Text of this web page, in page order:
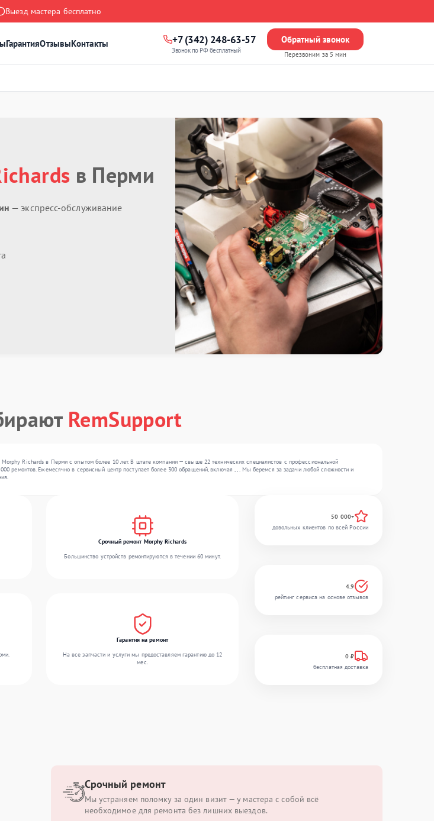
Выезд мастера бесплатно
ГарантияОтзывыКонтакты +7 (342) 248-63-57
Звонок по РФ бесплатный
Обратный звонок
Перезвоним за 5 мин
в Перми
— экспресс-обслуживание
RemSupport
Richards в Перми с опытом более 10 лет. В штате компании — свыше 22 технических специалистов с профессиональной
ремонтов. Ежемесячно в сервисный центр поступает более 300 обращений, включая , , . Мы беремся за задачи любой сложности и
Срочный ремонт Morphy Richards
Большинство устройств ремонтируются в течении 60 минут.
Гарантия на ремонт
На все запчасти и услуги мы предоставляем гарантию до 12
мес.
50 000+
довольных клиентов по всей России
4.9
рейтинг сервиса на основе отзывов
0 ₽
бесплатная доставка
Срочный ремонт
Мы устраняем поломку за один визит — у мастера с собой всё
необходимое для ремонта без лишних выездов.